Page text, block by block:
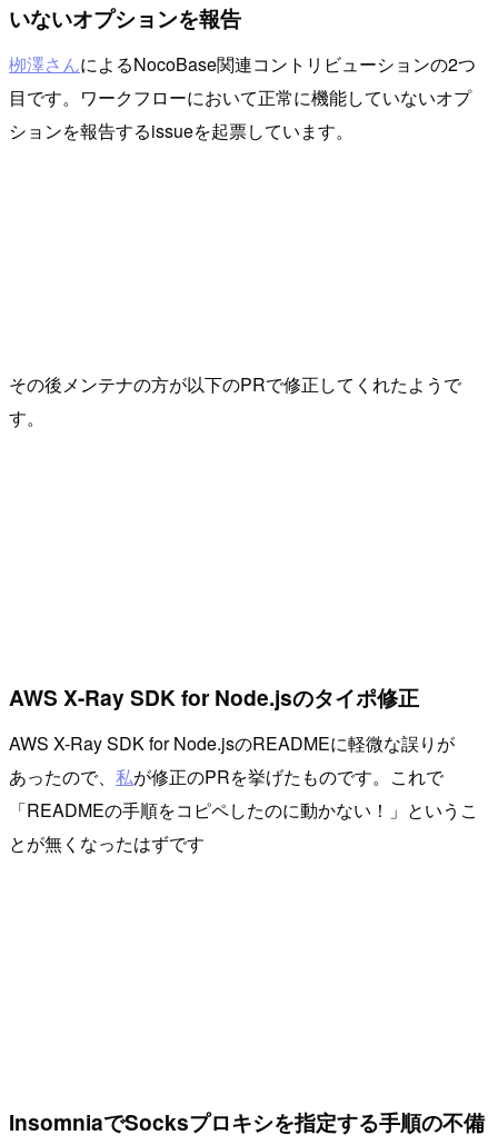
いないオプションを報告
栁澤さんによるNocoBase関連コントリビューションの2つ
目です。ワークフローにおいて正常に機能していないオプ
ションを報告するissueを起票しています。
その後メンテナの方が以下のPRで修正してくれたようで
す。
AWS X-Ray SDK for Node.jsのタイポ修正
AWS X-Ray SDK for Node.jsのREADMEに軽微な誤りが
あったので、 私が修正のPRを挙げたものです。これで
「READMEの手順をコピペしたのに動かない！」というこ
とが無くなったはずです
InsomniaでSocksプロキシを指定する手順の不備